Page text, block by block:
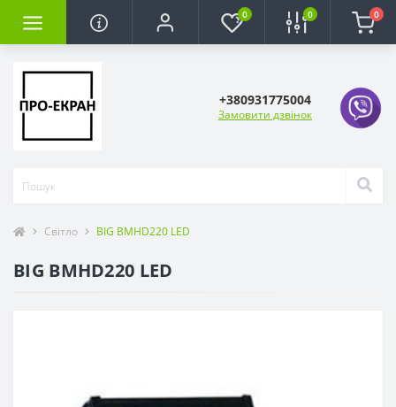
0 0 0
+380931775004
Замовити дзвінок
Світло BIG BMHD220 LED
BIG BMHD220 LED